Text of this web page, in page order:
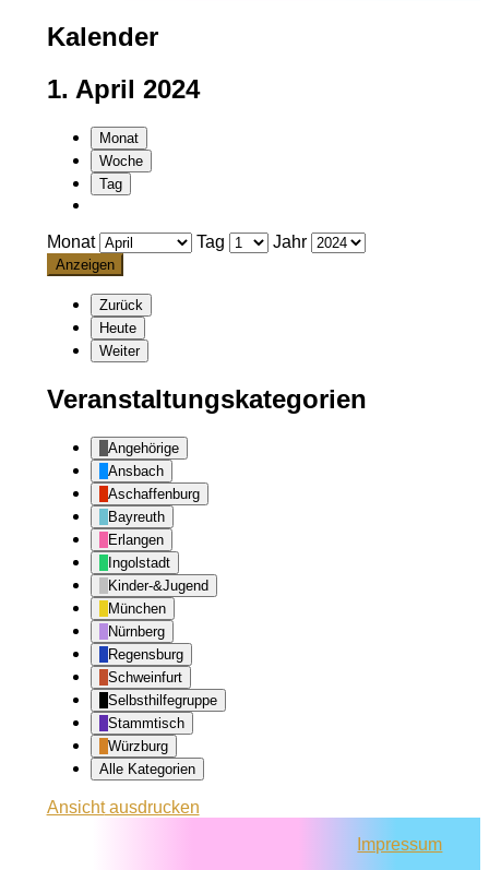
Kalender
1. April 2024
Monat
Woche
Tag
Monat Tag Jahr
Zurück
Heute
Weiter
Veranstaltungskategorien
Angehörige
Ansbach
Aschaffenburg
Bayreuth
Erlangen
Ingolstadt
Kinder-&Jugend
München
Nürnberg
Regensburg
Schweinfurt
Selbsthilfegruppe
Stammtisch
Würzburg
Alle Kategorien
Ansichtausdrucken
Impressum